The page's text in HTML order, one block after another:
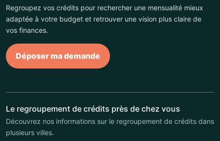
Regroupez vos crédits pour rechercher une mensualité mieux
adaptée à votre budget et retrouver une vision plus claire de
vos finances.
Déposer ma demande
Le regroupement de crédits près de chez vous
Découvrez nos informations sur le regroupement de crédits dans
plusieurs villes.